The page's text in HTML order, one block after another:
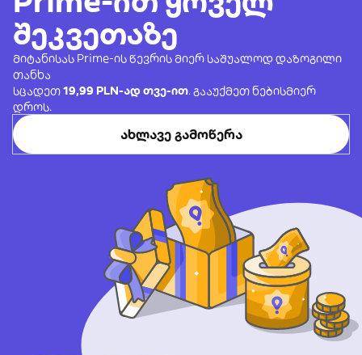
შეკვეთაზე
მიტანისას Prime-ის წევრის მიერ საშუალოდ დაზოგილი
თანხა
სცადეთ19,99 PLN-ად თვე-ით. გააუქმეთ ნებისმიერ
დროს.
ახლავე გამოწერა